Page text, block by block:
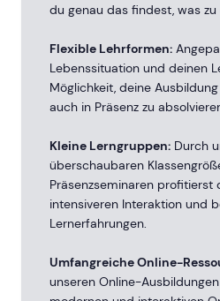
du genau das findest, was zu
Flexible Lehrformen:
Lebenssituation und deinen
Möglichkeit, deine
auch in Präsenz zu
Kleine Lerngruppen: Durch
überschaubaren
Präsenzseminaren profitierst
intensiveren Interaktion und
Lernerfahrungen.
Umfangreiche Online-
unseren Online-